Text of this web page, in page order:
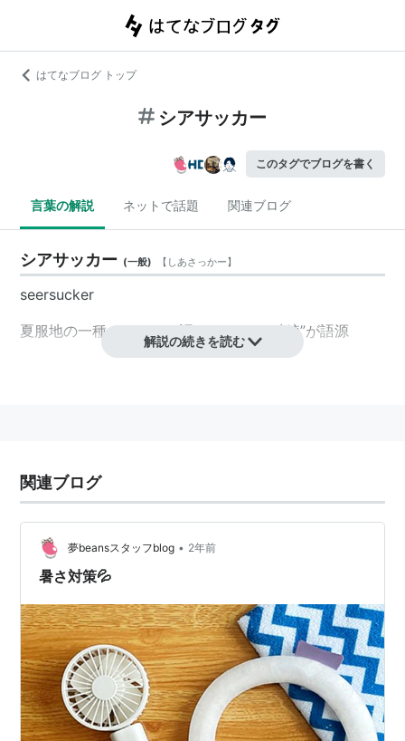
はてなブログ トップ
シアサッカー
このタグでブログを書く
言葉の解説 ネットで話題 関連ブログ
シアサッカー (一般) 【 しあさっかー】
seersucker
夏服地の一種。ペルシャ語の“ミルクと砂糖”が語源
解説の続きを読む
関連ブログ
夢beansスタッフblog • 2年前
暑さ対策💦